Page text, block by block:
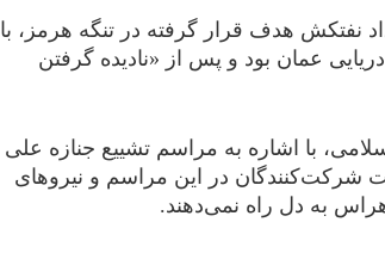
هدف قرار گرفته در تنگه هرمز، با
عمان بود و پس از «نادیده گرفتن
با اشاره به مراسم تشییع جنازه علی
شرکت‌کنندگان در این مراسم و نیروهای
به دل راه نمی‌دهند.